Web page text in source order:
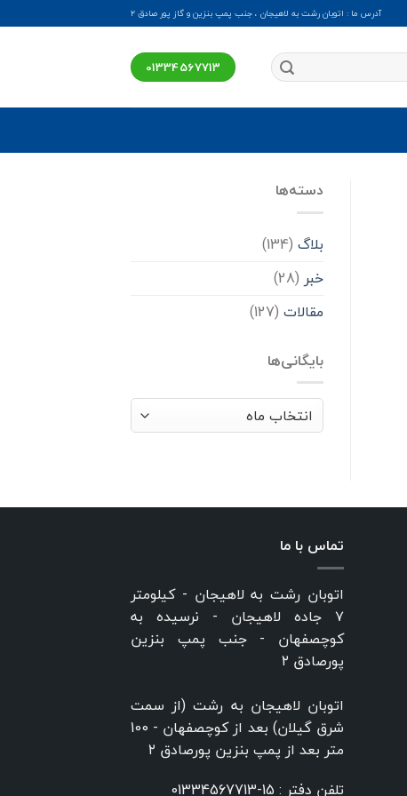
آدرس ما : اتوبان رشت به لاهیجان ، جنب پمپ بنزین و گاز پور صادق ۲
01334567713
دسته‌ها
بلاگ (134)
خبر (28)
مقالات (127)
بایگانی‌ها
بایگانی‌ها
تماس با ما
اتوبان رشت به لاهیجان - کیلومتر
۷ جاده لاهیجان - نرسیده به
کوچصفهان - جنب پمپ بنزین
پورصادق ۲
اتوبان لاهیجان به رشت (از سمت
شرق گیلان) بعد از کوچصفهان - 100
متر بعد از پمپ بنزین پورصادق ۲
تلفن دفتر : 15-01334567713